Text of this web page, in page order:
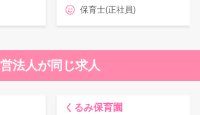
保育士(正社員)
法人が同じ求人
くるみ保育園